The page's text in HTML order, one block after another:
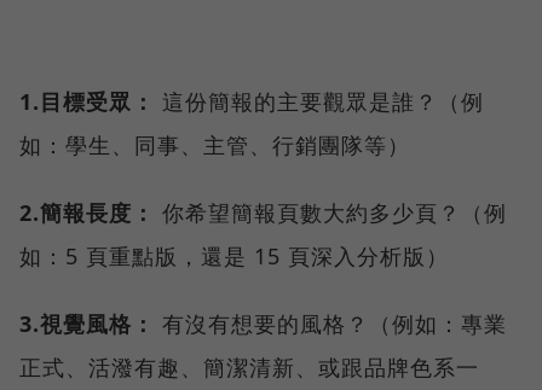
1.目標受眾：
這份簡報的主要觀眾是誰？（例
如：學生、同事、主管、行銷團隊等）
2.簡報長度： 你希望簡報頁數大約多少頁？（例
如：5 頁重點版，還是 15 頁深入分析版）
3.視覺風格： 有沒有想要的風格？（例如：專業
正式、活潑有趣、簡潔清新、或跟品牌色系一